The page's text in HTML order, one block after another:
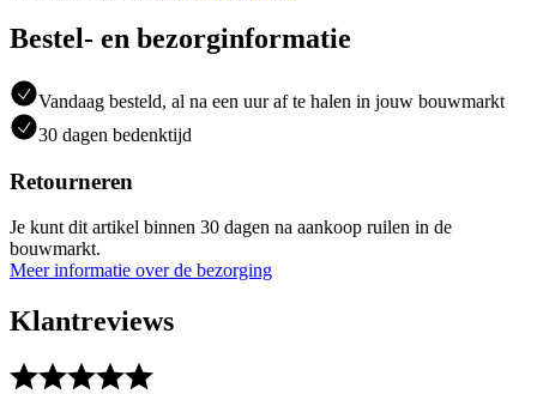
Bestel- en bezorginformatie
Vandaag besteld, al na een uur af te halen in jouw bouwmarkt
30 dagen bedenktijd
Retourneren
Je kunt dit artikel binnen 30 dagen na aankoop ruilen in de
bouwmarkt.
Meer informatie over de bezorging
Klantreviews